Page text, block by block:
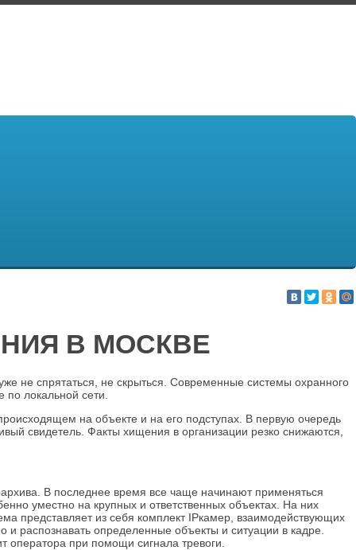
В МОСКВЕ
не спрятаться, не скрыться. Современные системы охранного
локальной сети.
на объекте и на его подступах. В первую очередь
свидетель. Факты хищения в организации резко снижаются,
В последнее время все чаще начинают применяться
уместно на крупных и ответственных объектах. На них
представляет из себя комплект IPкамер, взаимодействующих
и распознавать определенные объекты и ситуации в кадре.
оператора при помощи сигнала тревоги.